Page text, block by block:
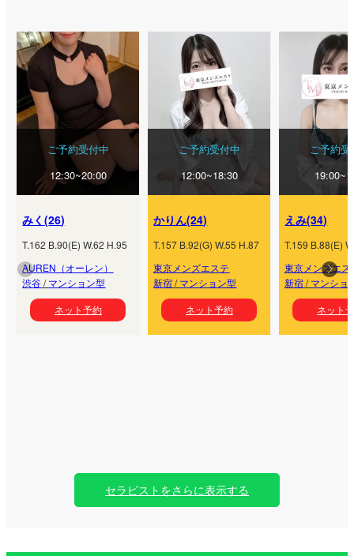
ご予約受付中
12:30~20:00
みく(26)
T.162 B.90(E) W.62 H.95
AUREN（オーレン）
渋谷/マンション型
ネット予約
ご予約受付中
12:00~18:30
かりん(24)
T.157 B.92(G) W.55 H.87
東京メンズエステ
新宿/マンション型
ネット予約
ご予約受
えみ(34)
T.159 B.88(E)
東京メンズエス
新宿/マンショ
ネット
セラピストをさらに表示する